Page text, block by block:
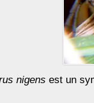
nigens est un